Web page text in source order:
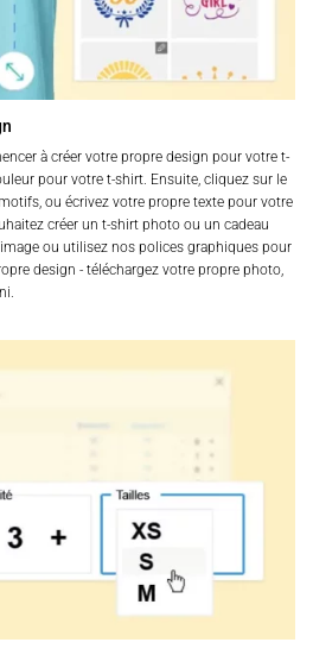
à créer votre propre design pour votre t-
pour votre t-shirt. Ensuite, cliquez sur le
ou écrivez votre propre texte pour votre
créer un t-shirt photo ou un cadeau
ou utilisez nos polices graphiques pour
design - téléchargez votre propre photo,